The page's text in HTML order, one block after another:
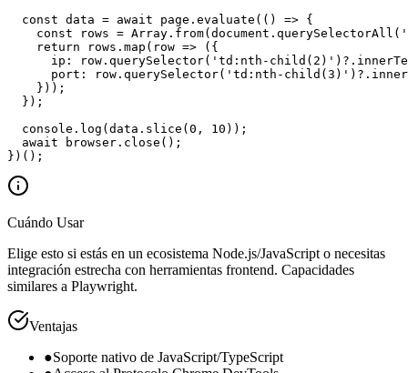
  const data = await page.evaluate(() => {
const rows =
    return rows.map(row => ({
ip: row.querySelector('td:nth-
port: row.querySelector('td:nth-
    }));
  });
  console.log(data.slice(0, 10));
  await browser.close();
})();
Cuándo Usar
Elige esto si estás en un ecosistema Node.js/JavaScript o necesitas
integración estrecha con herramientas frontend. Capacidades
similares a Playwright.
Ventajas
●Soporte nativo de JavaScript/TypeScript